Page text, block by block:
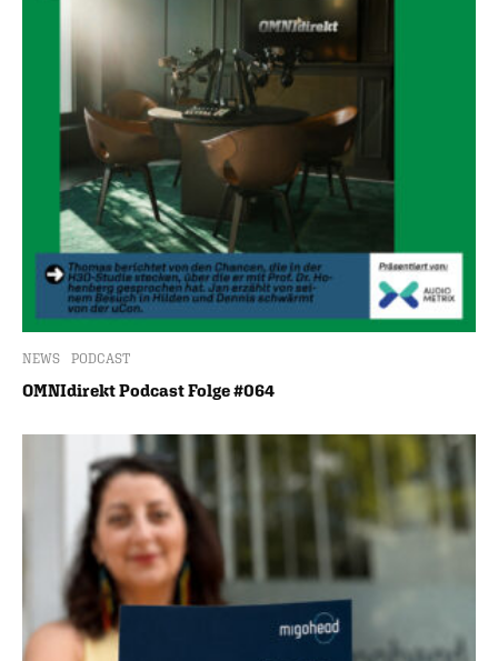
NEWS PODCAST
OMNIdirekt Podcast Folge #064